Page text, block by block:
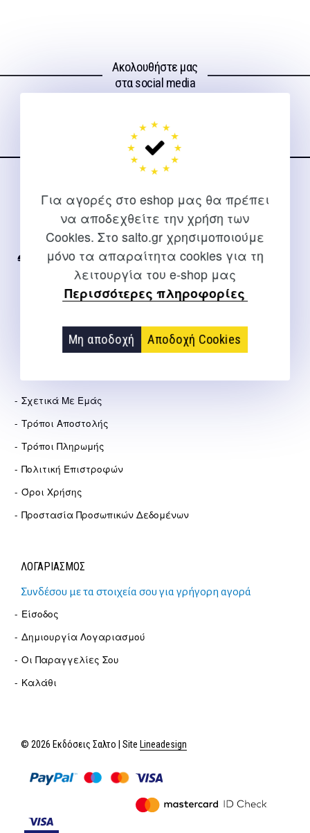
Για αγορές στο eshop μας θα πρέπει
να αποδεχθείτε την χρήση των
Cookies. Στο salto.gr χρησιμοποιούμε
μόνο τα απαραίτητα cookies για τη
λειτουργία του e-shop μας
Περισσότερες πληροφορίες
Μη αποδοχή Αποδοχή Cookies
15,50 €.
Ακολουθήστε μας
στα social media
ΕΠΙΚΟΙΝΩΝΊΑ
Για διευκρινίσεις και υποστήριξη παραγγελιών μέσω του
Internet
2310 267108
info@salto.gr
Σχετικά Με Εμάς
Τρόποι Αποστολής
Τρόποι Πληρωμής
Πολιτική Επιστροφών
Όροι Χρήσης
Προστασία Προσωπικών Δεδομένων
ΛΟΓΑΡΙΑΣΜΟΣ
Συνδέσου με τα στοιχεία σου για γρήγορη αγορά
Είσοδος
Δημιουργία Λογαριασμού
Οι Παραγγελίες Σου
Καλάθι
© 2026 Εκδόσεις Σαλτο | Site Lineadesign